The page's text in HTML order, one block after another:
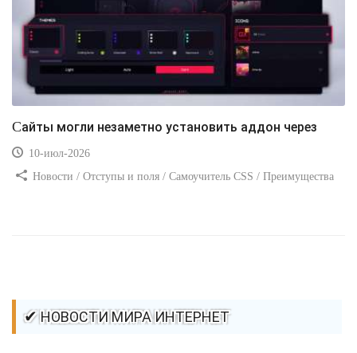
Сайты могли незаметно установить аддон через
10-июл-2026
Новости / Отступы и поля / Самоучитель CSS / Преимущества
✔ НОВОСТИ МИРА ИНТЕРНЕТ